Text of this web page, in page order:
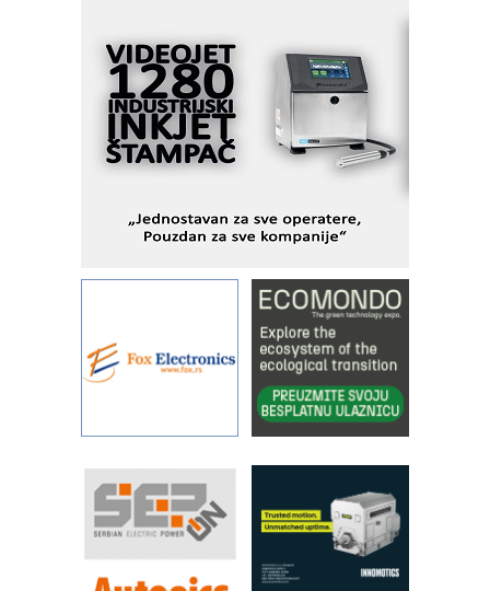
KIP KOP – napredna rešenja za
savremene industrijske i logističke
objekte
Alba d.o.o. – 35 godina preciznosti u
metrologiji i pametnim dozirnim
rešenjima
STAUFF – Komponente koje
sistema
YAMADA pumpe – japanska
pouzdanost u transferu fluida
Filtration Group Industrial – Napredna
rešenja za filtraciju u hidrauličkim i
procesnim sistemima
Art Utopia Studio – vizuelne priče
RILINEX kompanije Rittal
FANUC: Najbolje za vašu pametnu
automatizaciju
Efikasno upravljanje energijom